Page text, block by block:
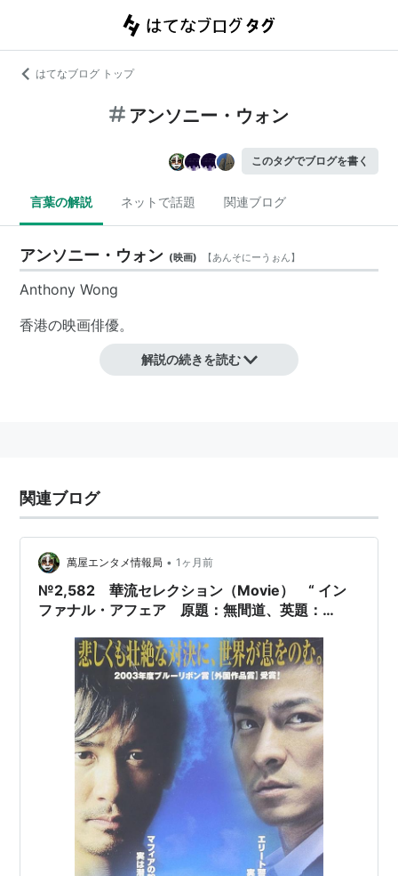
はてなブログ トップ
アンソニー・ウォン
このタグでブログを書く
言葉の解説 ネットで話題 関連ブログ
アンソニー・ウォン (映画) 【あんそにーうぉん】
Anthony Wong
香港の映画俳優。
ーデッド(2003)』『マトリックス レボリューション
ズ(2003)』に出演しているAnthony Wongとは同姓同名
の別人。）
以下、主なプロフィール
生年 1961/09/02
出身地 香港
イギリス人の父と中国人の母の間に生れる。ＡＴ
Ｖの俳優養成所に入所し多数のドラマに出演。８
５年からは香港演芸学院で演技を学び、高い演技
力で何度も演劇コンテストで最優秀賞を受賞す
る。８５年映画デビュー。驚愕のスプラッター・
ホラー「八仙飯店之人肉饅頭」で香港アカデミー
解説の続きを読む
関連ブログ
萬屋エンタメ情報局 • 1ヶ月前
№2,582 華流セレクション（Movie） “ イン
ファナル・アフェア 原題：無間道、英題：